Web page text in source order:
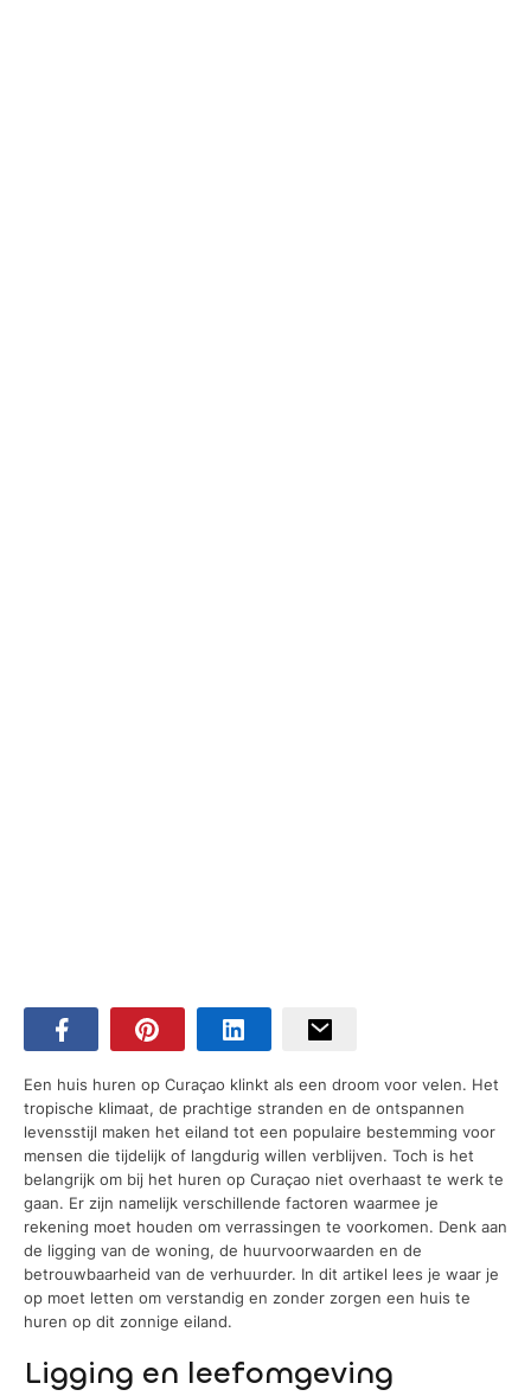
Een huis huren op Curaçao klinkt als een droom voor velen. Het
tropische klimaat, de prachtige stranden en de ontspannen
levensstijl maken het eiland tot een populaire bestemming voor
mensen die tijdelijk of langdurig willen verblijven. Toch is het
belangrijk om bij het huren op Curaçao niet overhaast te werk te
gaan. Er zijn namelijk verschillende factoren waarmee je
rekening moet houden om verrassingen te voorkomen. Denk aan
de ligging van de woning, de huurvoorwaarden en de
betrouwbaarheid van de verhuurder. In dit artikel lees je waar je
op moet letten om verstandig en zonder zorgen een huis te
huren op dit zonnige eiland.
Ligging en leefomgeving